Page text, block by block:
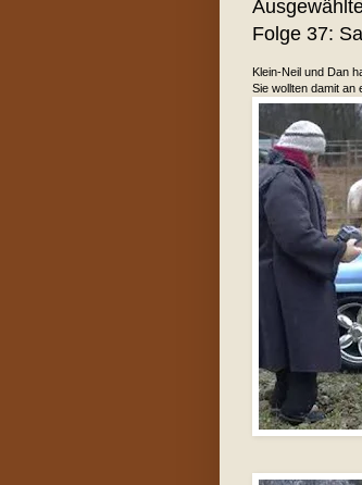
Folge 37:
Klein-Neil und Dan
Sie wollten damit an